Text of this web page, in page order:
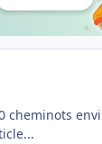
cheminots